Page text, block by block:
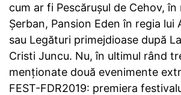
cum ar fi Pescărușul de Cehov, în
Șerban, Pansion Eden în regia lui
sau Legături primejdioase după
Cristi Juncu. Nu, în ultimul rând
menționate două evenimente
FEST-FDR2019: premiera